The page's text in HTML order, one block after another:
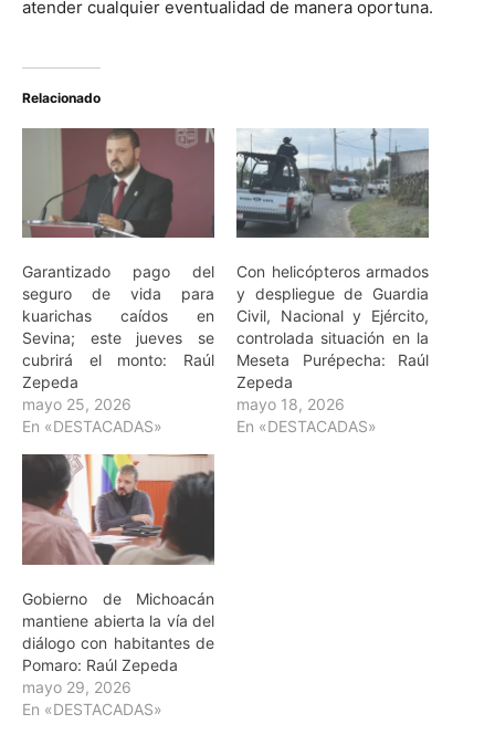
atender cualquier eventualidad de manera oportuna.
Relacionado
Garantizado pago del
seguro de vida para
kuarichas caídos en
Sevina; este jueves se
cubrirá el monto: Raúl
Zepeda
mayo 25, 2026
En «DESTACADAS»
Con helicópteros armados
y despliegue de Guardia
Civil, Nacional y Ejército,
controlada situación en la
Meseta Purépecha: Raúl
Zepeda
mayo 18, 2026
En «DESTACADAS»
Gobierno de Michoacán
mantiene abierta la vía del
diálogo con habitantes de
Pomaro: Raúl Zepeda
mayo 29, 2026
En «DESTACADAS»